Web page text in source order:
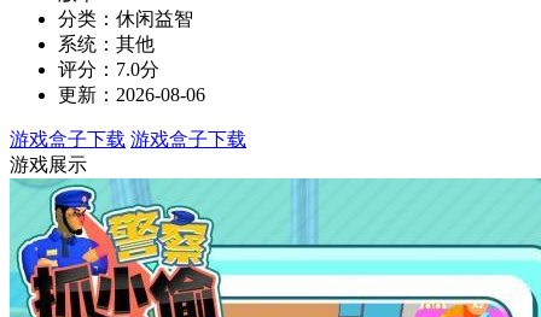
分类：休闲益智
系统：其他
评分：7.0分
更新：2026-08-06
游戏盒子下载 游戏盒子下载
游戏展示